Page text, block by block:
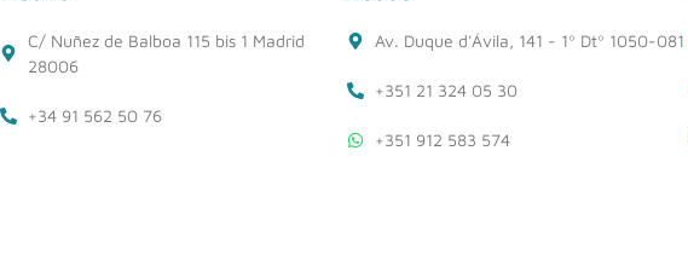
C/ Nuñez de Balboa 115 bis 1 Madrid
28006
+34 91 562 50 76
Av. Duque d'Ávila, 141 - 1º Dtº 1050-081
+351 21 324 05 30
+351 912 583 574